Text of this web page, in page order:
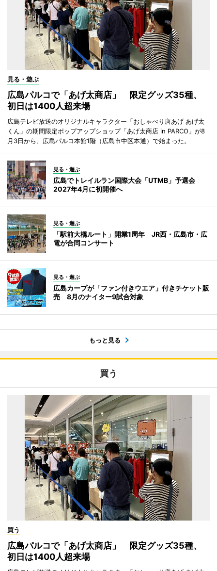
見る・遊ぶ
広島パルコで「あげ太商店」 限定グッズ35種、
初日は1400人超来場
広島テレビ放送のオリジナルキャラクター「おしゃべり唐あげ あげ太
くん」の期間限定ポップアップショップ「あげ太商店 in PARCO」が8
月3日から、広島パルコ本館1階（広島市中区本通）で始まった。
見る・遊ぶ
広島でトレイルラン国際大会「UTMB」予選会
2027年4月に初開催へ
見る・遊ぶ
「駅前大橋ルート」開業1周年 JR西・広島市・広
電が合同コンサート
見る・遊ぶ
広島カープが「ファン付きウエア」付きチケット販
売 8月のナイター9試合対象
もっと見る
買う
買う
広島パルコで「あげ太商店」 限定グッズ35種、
初日は1400人超来場